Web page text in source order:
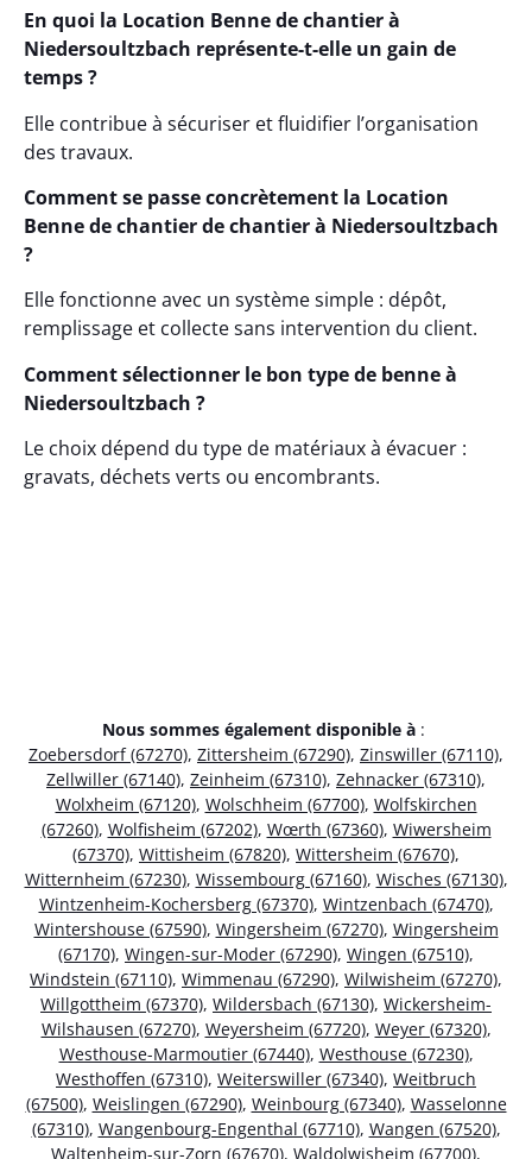
En quoi la Location Benne de chantier à
Niedersoultzbach représente-t-elle un gain de
temps ?
Elle contribue à sécuriser et fluidifier l’organisation
des travaux.
Comment se passe concrètement la Location
Benne de chantier de chantier à Niedersoultzbach
?
Elle fonctionne avec un système simple : dépôt,
remplissage et collecte sans intervention du client.
Comment sélectionner le bon type de benne à
Niedersoultzbach ?
Le choix dépend du type de matériaux à évacuer :
gravats, déchets verts ou encombrants.
Nous sommes également disponible à :
Zoebersdorf (67270), Zittersheim (67290), Zinswiller (67110),
Zellwiller (67140), Zeinheim (67310), Zehnacker (67310),
Wolxheim (67120), Wolschheim (67700), Wolfskirchen
(67260), Wolfisheim (67202), Wœrth (67360), Wiwersheim
(67370), Wittisheim (67820), Wittersheim (67670),
Witternheim (67230), Wissembourg (67160), Wisches (67130),
Wintzenheim-Kochersberg (67370), Wintzenbach (67470),
Wintershouse (67590), Wingersheim (67270), Wingersheim
(67170), Wingen-sur-Moder (67290), Wingen (67510),
Windstein (67110), Wimmenau (67290), Wilwisheim (67270),
Willgottheim (67370), Wildersbach (67130), Wickersheim-
Wilshausen (67270), Weyersheim (67720), Weyer (67320),
Westhouse-Marmoutier (67440), Westhouse (67230),
Westhoffen (67310), Weiterswiller (67340), Weitbruch
(67500), Weislingen (67290), Weinbourg (67340), Wasselonne
(67310), Wangenbourg-Engenthal (67710), Wangen (67520),
Waltenheim-sur-Zorn (67670), Waldolwisheim (67700),